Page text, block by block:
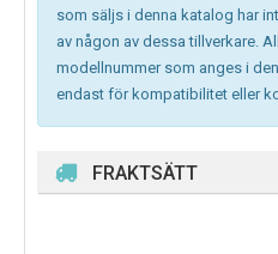
som säljs i denna katalog har
av någon av dessa tillverkare.
modellnummer som anges i
endast för kompatibilitet eller
FRAKTSÄTT